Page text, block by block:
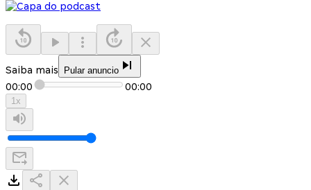
Saiba mais Pular anuncio
00:00 00:00
1x